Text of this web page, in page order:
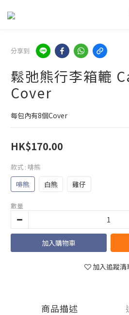
分享到
鬆弛熊行李箱轆
Cover
每包內有8個Cover
HK$170.00
款式 : 啡熊
啡熊 白熊 雞仔
數量
加入購物車
加入追蹤清
商品描述